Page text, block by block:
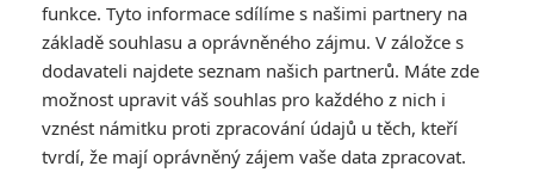
Anthropoid
Reinhard Heydrich, třetí
nejmocnější muž nacistické říše a
hlavní architekt konečného řešení
židovské otázky, zemřel 4. června
funkce. Tyto informace sdílíme s našimi partnery na
základě souhlasu a oprávněného zájmu. V záložce s
dodavateli najdete seznam našich partnerů. Máte zde
možnost upravit váš souhlas pro každého z nich i
vznést námitku proti zpracování údajů u těch, kteří
tvrdí, že mají oprávněný zájem vaše data zpracovat.